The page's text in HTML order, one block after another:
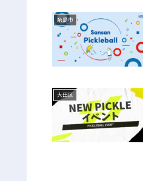
糸島市
大田区